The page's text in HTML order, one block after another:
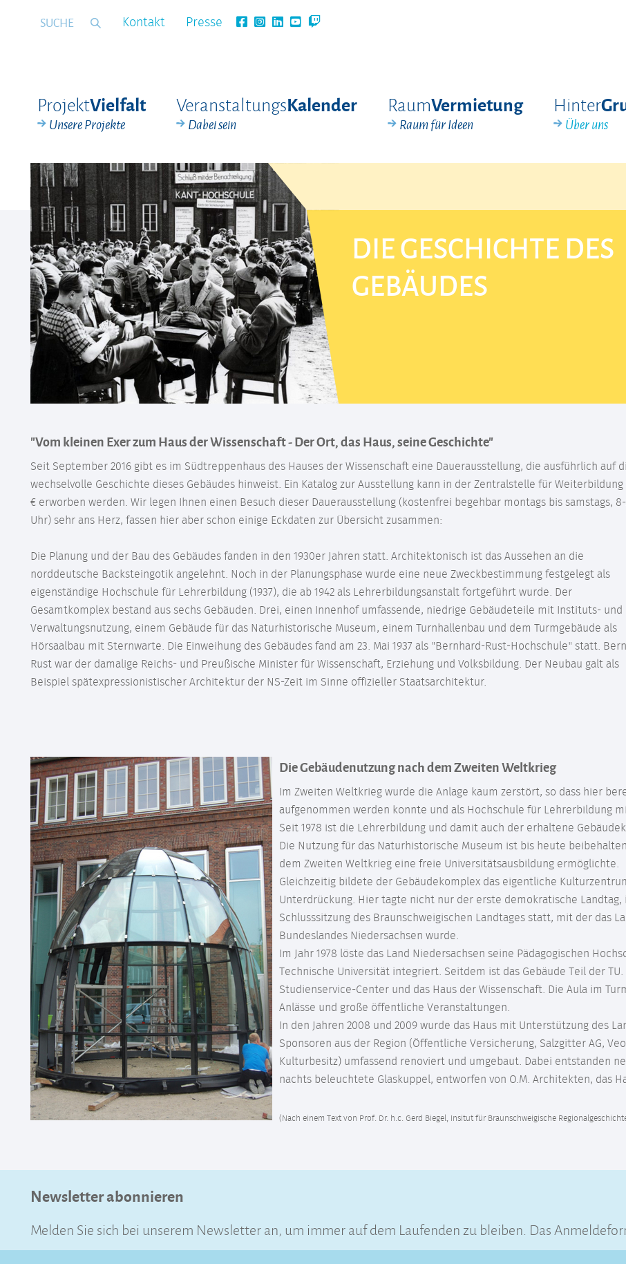
Kontakt Presse
ProjektVielfalt
Unsere Projekte
VeranstaltungsKalender
Dabei sein
RaumVermietung
Raum für Ideen
Hinter
Über uns
DIE GESCHICHTE DES
GEBÄUDES
"Vom kleinen Exer zum Haus der Wissenschaft - Der Ort, das Haus, seine Geschichte"
Seit September 2016 gibt es im Südtreppenhaus des Hauses der Wissenschaft eine Dauerausstellung, die ausführlich auf
wechselvolle Geschichte dieses Gebäudes hinweist. Ein Katalog zur Ausstellung kann in der Zentralstelle für Weiterbildung
€ erworben werden. Wir legen Ihnen einen Besuch dieser Dauerausstellung (kostenfrei begehbar montags bis samstags, 8-
Uhr) sehr ans Herz, fassen hier aber schon einige Eckdaten zur Übersicht zusammen:
Die Planung und der Bau des Gebäudes fanden in den 1930er Jahren statt. Architektonisch ist das Aussehen an die
norddeutsche Backsteingotik angelehnt. Noch in der Planungsphase wurde eine neue Zweckbestimmung festgelegt als
eigenständige Hochschule für Lehrerbildung (1937), die ab 1942 als Lehrerbildungsanstalt fortgeführt wurde. Der
Gesamtkomplex bestand aus sechs Gebäuden. Drei, einen Innenhof umfassende, niedrige Gebäudeteile mit Instituts- und
Verwaltungsnutzung, einem Gebäude für das Naturhistorische Museum, einem Turnhallenbau und dem Turmgebäude als
Hörsaalbau mit Sternwarte. Die Einweihung des Gebäudes fand am 23. Mai 1937 als "Bernhard-Rust-Hochschule" statt.
Rust war der damalige Reichs- und Preußische Minister für Wissenschaft, Erziehung und Volksbildung. Der Neubau galt als
Beispiel spätexpressionistischer Architektur der NS-Zeit im Sinne offizieller Staatsarchitektur.
Die Gebäudenutzung nach dem Zweiten Weltkrieg
Im Zweiten Weltkrieg wurde die Anlage kaum zerstört, so dass hier
aufgenommen werden konnte und als Hochschule für Lehrerbildung
Seit 1978 ist die Lehrerbildung und damit auch der erhaltene
Die Nutzung für das Naturhistorische Museum ist bis heute
dem Zweiten Weltkrieg eine freie Universitätsausbildung ermöglichte.
Gleichzeitig bildete der Gebäudekomplex das eigentliche
Unterdrückung. Hier tagte nicht nur der erste demokratische Landtag,
Schlusssitzung des Braunschweigischen Landtages statt, mit der das
Bundeslandes Niedersachsen wurde.
Im Jahr 1978 löste das Land Niedersachsen seine Pädagogischen
Technische Universität integriert. Seitdem ist das Gebäude Teil der
Studienservice-Center und das Haus der Wissenschaft. Die Aula im
Anlässe und große öffentliche Veranstaltungen.
In den Jahren 2008 und 2009 wurde das Haus mit Unterstützung des
Sponsoren aus der Region (Öffentliche Versicherung, Salzgitter AG,
Kulturbesitz) umfassend renoviert und umgebaut. Dabei entstanden
nachts beleuchtete Glaskuppel, entworfen von O.M. Architekten, das
(Nach einem Text von Prof. Dr. h.c. Gerd Biegel, Insitut für Braunschweigische
Newsletter abonnieren
Melden Sie sich bei unserem Newsletter an, um immer auf dem Laufenden zu bleiben. Das